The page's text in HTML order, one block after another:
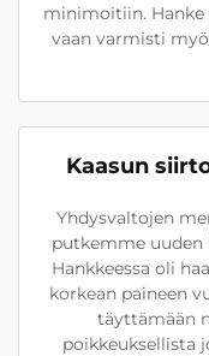
minimoitiin. Hanke
vaan varmisti
Kaasun
Yhdysvaltojen
putkemme uuden
Hankkeessa oli
korkean paineen
täyttämään
poikkeuksellista